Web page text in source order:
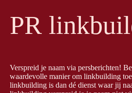
PR
Verspreid je naam via persberichten!
waardevolle manier om linkbuilding toe
linkbuilding is dan dé dienst waar jij